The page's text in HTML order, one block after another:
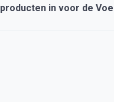
producten in voor de